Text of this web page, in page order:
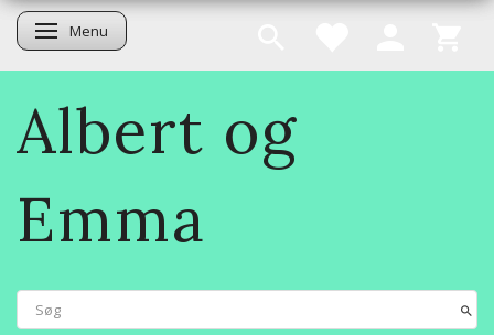
Skifte navigation
Menu
Albert og
Emma